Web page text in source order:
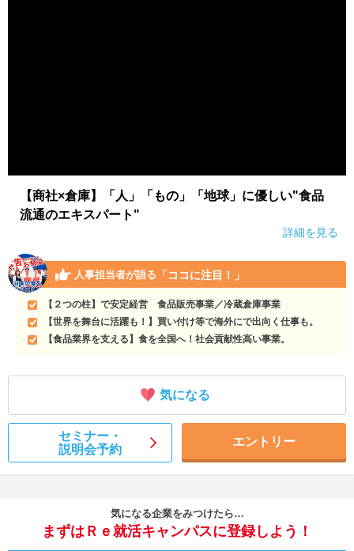
【商社×倉庫】「人」「もの」「地球」に優しい"食品
流通のエキスパート"
詳細を見る
人事担当者が語る 「ココに注目！」
【２つの柱】で安定経営 食品販売事業／冷蔵倉庫事業
【世界を舞台に活躍も！】買い付け等で海外にで出向く仕事も。
【食品業界を支える】食を全国へ！社会貢献性高い事業。
気になる
セミナー・
説明会予約
エントリー
気になる企業をみつけたら…
まずはＲｅ就活キャンパスに登録しよう！